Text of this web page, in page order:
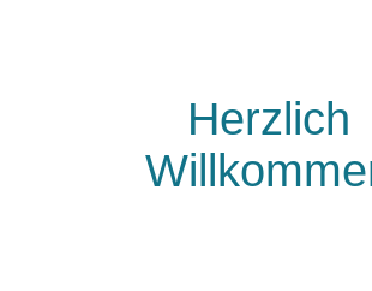
Herzlich